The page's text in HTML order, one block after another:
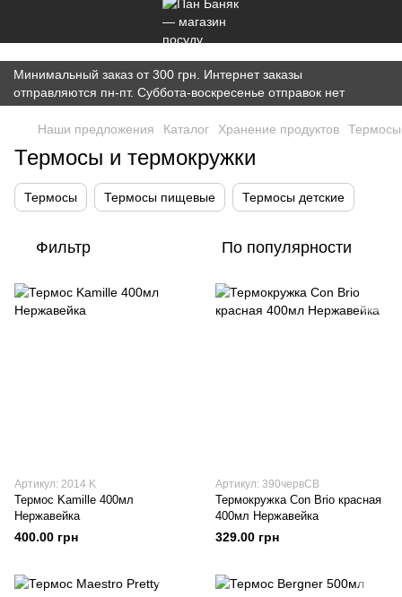
})(window,document,'script','dataLayer','GTM-K7JWBM2W');
Минимальный заказ от 300 грн. Интернет заказы
отправляются пн-пт. Суббота-воскресенье отправок нет
Наши предложения Каталог Хранение продуктов Термосы
Термосы и термокружки
Термосы Термосы пищевые Термосы детские
Фильтр По популярности
Артикул: 2014 K
Термос Kamille 400мл
Нержавейка
400.00 грн
Артикул: 390червCB
Термокружка Con Brio красная
400мл Нержавейка
329.00 грн